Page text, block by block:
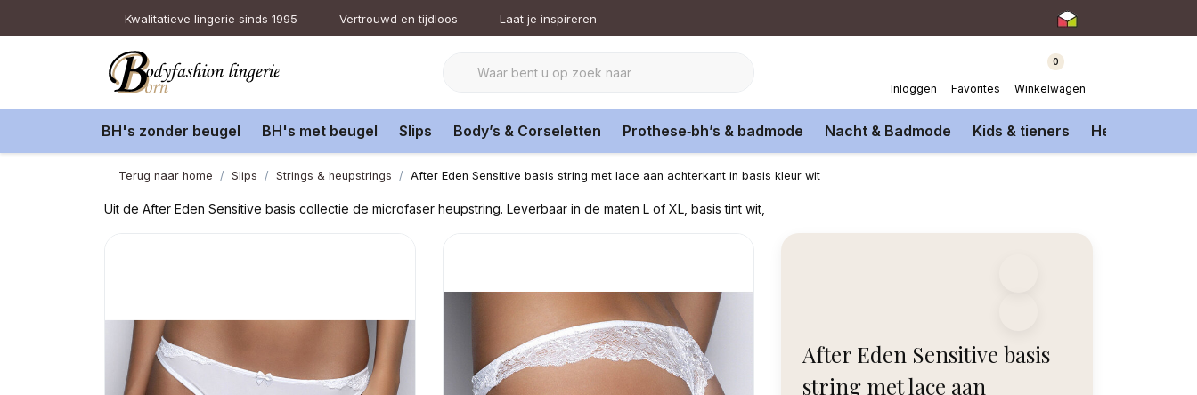
Kwalitatieve lingerie sinds 1995 Vertrouwd en tijdloos Laat je inspireren
Inloggen Favorites
0
Winkelwagen
BH's zonder beugel BH's met beugel Slips Body’s & Corseletten Prothese‑bh’s & badmode Nacht & Badmode Kids & tieners Heren
Terug naar home Slips Strings & heupstrings After Eden Sensitive basis string met lace aan achterkant in basis kleur wit
Uit de After Eden Sensitive basis collectie de microfaser heupstring. Leverbaar in de maten L of XL, basis tint wit,
After Eden Sensitive basis
string met lace aan